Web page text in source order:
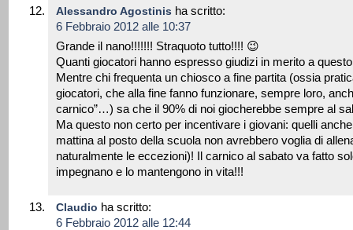
Alessandro Agostinis ha scritto:
6 Febbraio 2012 alle 10:37
Grande il nano!!!!!!! Straquoto tutto!!!! 😉
Quanti giocatori hanno espresso giudizi in merito a
Mentre chi frequenta un chiosco a fine partita (ossia
giocatori, che alla fine fanno funzionare, sempre loro,
carnico”…) sa che il 90% di noi giocherebbe sempre al
Ma questo non certo per incentivare i giovani: quelli
mattina al posto della scuola non avrebbero voglia di
naturalmente le eccezioni)! Il carnico al sabato va fatto
impegnano e lo mantengono in vita!!!
Claudio ha scritto:
6 Febbraio 2012 alle 12:44